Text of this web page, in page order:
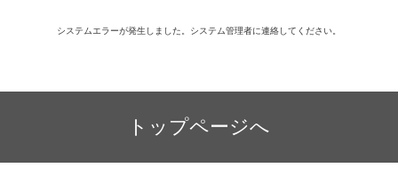
システムエラーが発生しました。システム管理者に連絡してください。
トップページへ